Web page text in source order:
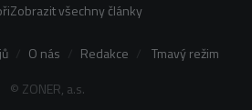
Zobrazit všechny články
© ZONER, a.s.
O nás Redakce Tmavý režim